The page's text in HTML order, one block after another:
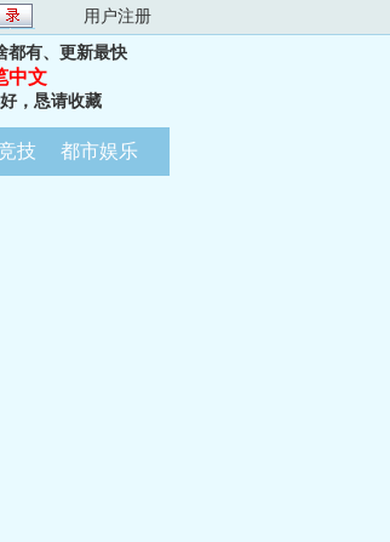
用户注册
都有、更新最快
中文
，恳请收藏
技 都市娱乐